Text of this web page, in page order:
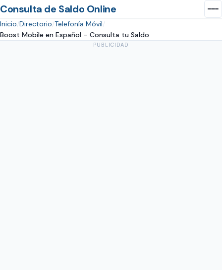
Consulta de Saldo Online
Inicio Directorio Telefonía Móvil
Boost Mobile en Español – Consulta tu Saldo
PUBLICIDAD